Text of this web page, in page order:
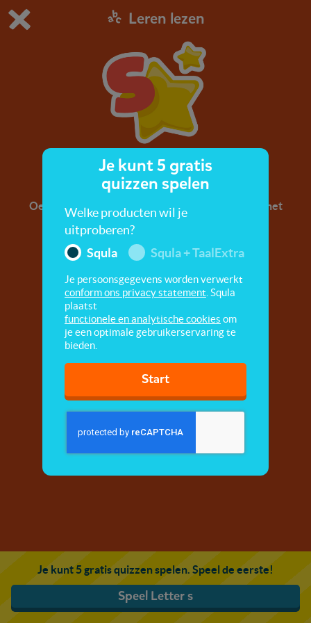
Dit is de gratis demo van Squla.
Bestel nu
Leren lezen
Letter s
Oefen met de letter s. A, b, c, leer alle letters uit het
alfabet!
Je kunt 5 gratis quizzen spelen. Speel de eerste!
Speel Letter s
Je kunt 5 gratis
quizzen spelen
Welke producten wil je
uitproberen?
Squla
Squla + TaalExtra
Je persoonsgegevens worden verwerkt
conform ons privacy statement . Squla
plaatst
functionele en analytische cookies om
je een optimale gebruikerservaring te
bieden.
Start